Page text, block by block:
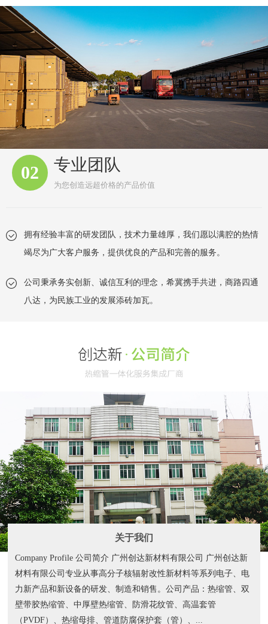
02 专业团队
为您创造远超价格的产品价值
拥有经验丰富的研发团队，技术力量雄厚，我们愿以满腔的热情
竭尽为广大客户服务，提供优良的产品和完善的服务。
公司秉承务实创新、诚信互利的理念，希冀携手共进，商路四通
八达，为民族工业的发展添砖加瓦。
关于我们
Company Profile 公司简介 广州创达新材料有限公司 广州创达新
材料有限公司专业从事高分子核辐射改性新材料等系列电子、电
力新产品和新设备的研发、制造和销售。公司产品：热缩管、双
壁带胶热缩管、中厚壁热缩管、防滑花纹管、高温套管
（PVDF）、热缩母排、管道防腐保护套（管）、...